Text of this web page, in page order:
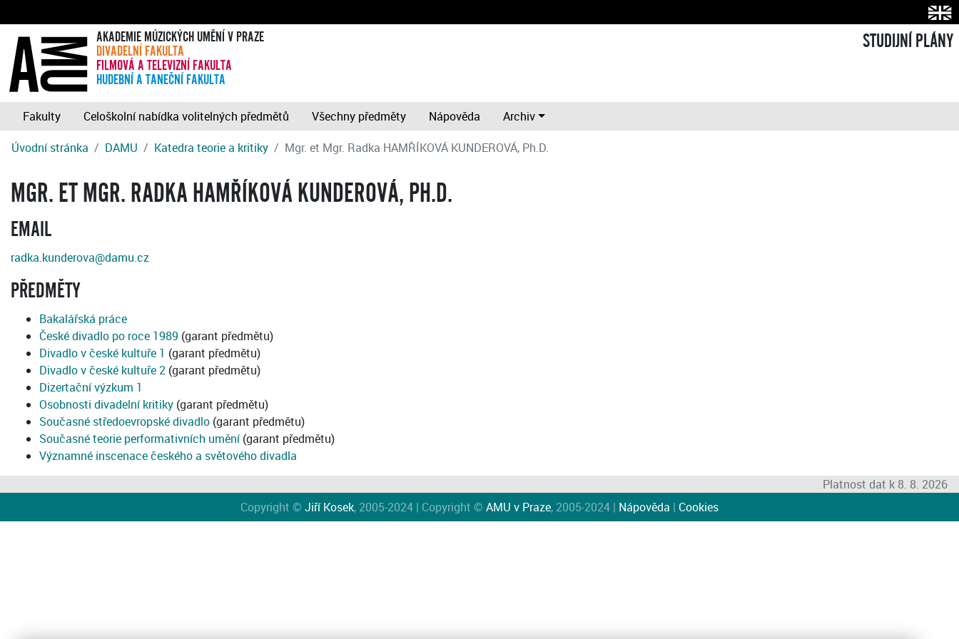
AKADEMIE MÚZICKÝCH UMĚNÍ V PRAZE
DIVADELNÍ FAKULTA
FILMOVÁ A TELEVIZNÍ FAKULTA
HUDEBNÍ A TANEČNÍ FAKULTA
STUDIJNÍ PLÁNY
Fakulty Celoškolní nabídka volitelných předmětů Všechny předměty Nápověda
Archiv
Úvodní stránka
DAMU Katedra teorie a kritiky Mgr. et Mgr. Radka HAMŘÍKOVÁ KUNDEROVÁ, Ph.D.
MGR. ET MGR. RADKA HAMŘÍKOVÁ KUNDEROVÁ, PH.D.
EMAIL
radka.kunderova@damu.cz
PŘEDMĚTY
Bakalářská práce
České divadlo po roce 1989 (garant předmětu)
Divadlo v české kultuře 1 (garant předmětu)
Divadlo v české kultuře 2 (garant předmětu)
Dizertační výzkum 1
Osobnosti divadelní kritiky (garant předmětu)
Současné středoevropské divadlo (garant předmětu)
Současné teorie performativních umění(garant předmětu)
Významné inscenace českého a světového divadla
Platnost dat k 8. 8. 2026
Copyright © Jiří Kosek, 2005-2024 | Copyright © AMU v Praze, 2005-2024 | Nápověda | Cookies